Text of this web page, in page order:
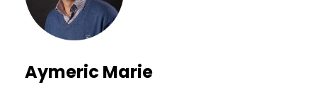
Aymeric Marie